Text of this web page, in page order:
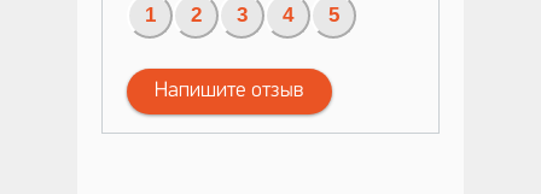
1 2 3 4 5
Напишите отзыв